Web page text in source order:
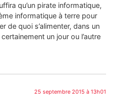
qu’un pirate informatique,
informatique à terre pour
de quoi s’alimenter, dans un
un jour ou l’autre
25 septembre 2015 à 13h01